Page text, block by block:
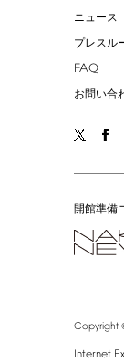
ニュース
プレスル
FAQ
お問い合
開館準備
Copyright
Internet